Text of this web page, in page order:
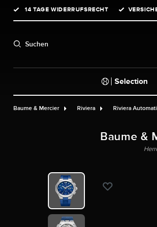
Zur Hauptnavigation springen
14 TAGE WIDERRUFSRECHT
Suchen
Selection
Baume & Mercier Riviera Riviera
Baume &